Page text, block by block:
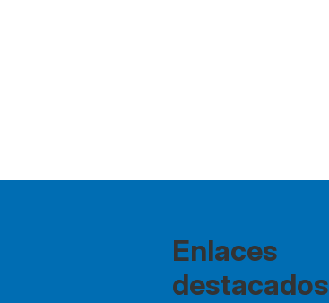
Enlaces
destacados